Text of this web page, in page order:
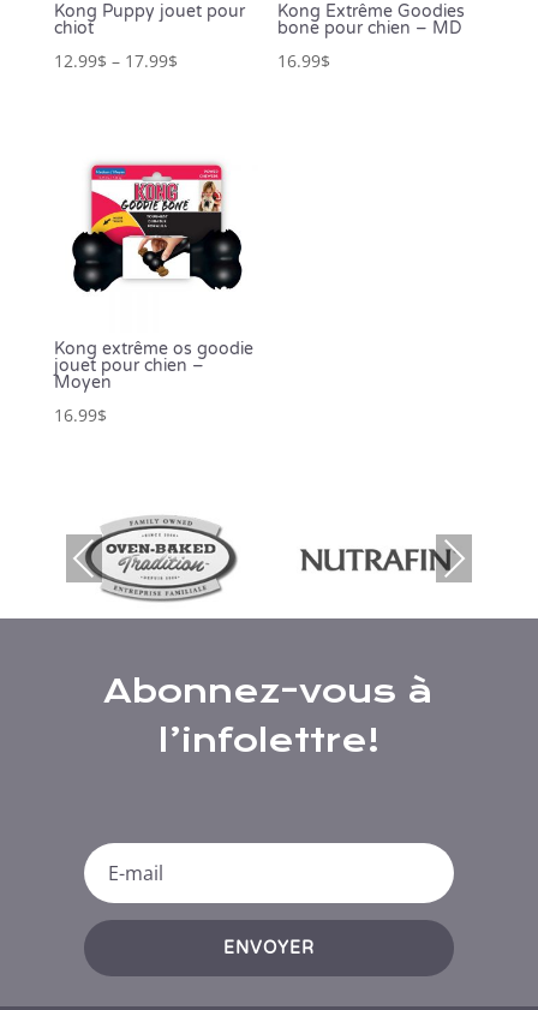
Kong Puppy jouet pour
chiot
12.99$ – 17.99$
Kong Extrême Goodies
bone pour chien – MD
16.99$
Kong extrême os goodie
jouet pour chien –
Moyen
16.99$
Prev
ious
Nex
t
Abonnez-vous à
l’infolettre!
ENVOYER